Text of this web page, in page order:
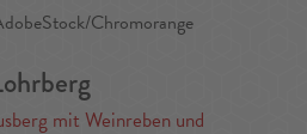
mit Weinreben und